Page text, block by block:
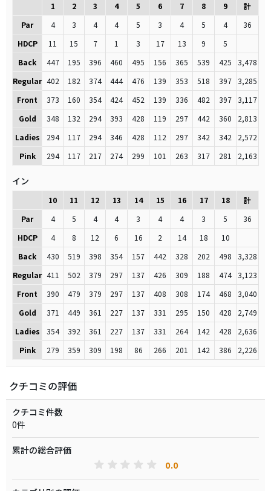
1 2 3 4 5 6 7 8 9
計
Par
4 3 4 4 5 3 4 5 4
36
HDCP
11 15 7 1 3 17 13 9
5
Back
447 195 396 460 495 156 365 539 425
3,478
Regular 402 182 374 444 476 139 353 518 397 3,285
Front
373 160 354 424 452 139 336 482 397 3,117
Gold
348 132 294 393 428 119 297 442 360
2,813
Ladies
294 117 294 346 428 112 297 342 342
2,572
Pink
294 117 217 274 299 101 263 317 281 2,163
イン
10 11 12 13 14 15 16 17 18
計
Par
4 5 4 4 3 4 4 3 5
36
HDCP
4 8 12 6 16 2 14 18
10
Back
430 519 398 354 157 442 328 202 498
3,328
Regular 411 502 379 297 137 426 309 188 474 3,123
Front
390 479 379 297 137 408 308 174 468
3,040
Gold
371 449 361 227 137 331 295 150 428
2,749
Ladies
354 392 361 227 137 331 264 142 428
2,636
Pink
279 359 309 198 86 266 201 142 386 2,226
クチコミの評価
クチコミ件数
0件
累計の総合評価
0.0